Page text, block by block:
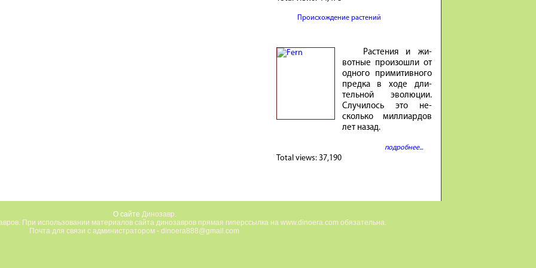
Происхождение растений
Расте­ния и жи­
вотные про­изошли от
од­ного при­ми­тив­ного
предка в ходе дли­
тель­ной эволю­ции.
Случи­лось это не­
сколько милли­ар­дов
лет на­зад.
подробнее...
Total views: 37,190
О сайте Динозавр.
При использовании материалов сайта динозавров прямая гиперссылка на www.dinoera.com обязательна.
Почта для связи с администратором - dinoera888@gmail.com